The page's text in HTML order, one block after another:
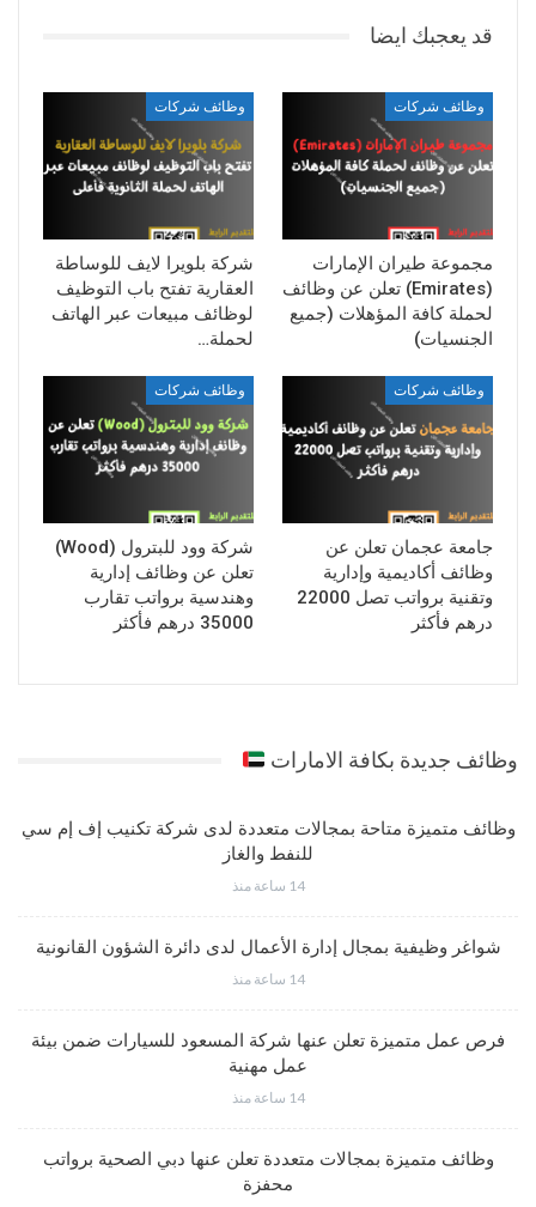
قد يعجبك ايضا
وظائف شركات
مجموعة طيران الإمارات
(Emirates) تعلن عن وظائف
لحملة كافة المؤهلات (جميع
الجنسيات)
وظائف شركات
شركة بلويرا لايف للوساطة
العقارية تفتح باب التوظيف
لوظائف مبيعات عبر الهاتف
لحملة…
وظائف شركات
جامعة عجمان تعلن عن
وظائف أكاديمية وإدارية
وتقنية برواتب تصل 22000
درهم فأكثر
وظائف شركات
شركة وود للبترول (Wood)
تعلن عن وظائف إدارية
وهندسية برواتب تقارب
35000 درهم فأكثر
وظائف جديدة بكافة الامارات
وظائف متميزة متاحة بمجالات متعددة لدى شركة تكنيب إف إم سي
للنفط والغاز
14 ساعة منذ
شواغر وظيفية بمجال إدارة الأعمال لدى دائرة الشؤون القانونية
14 ساعة منذ
فرص عمل متميزة تعلن عنها شركة المسعود للسيارات ضمن بيئة
عمل مهنية
14 ساعة منذ
وظائف متميزة بمجالات متعددة تعلن عنها دبي الصحية برواتب
محفزة